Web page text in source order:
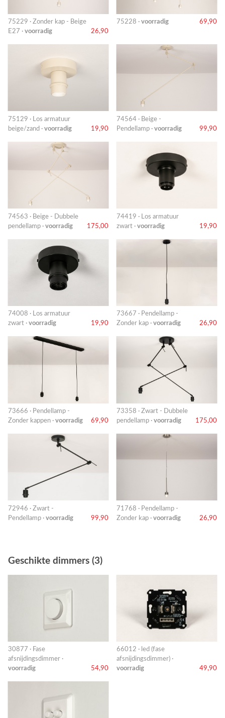
75229 · Zonder kap - Beige
E27 · voorradig 26,90
75228 · voorradig 69,90
75129 · Los armatuur
beige/zand · voorradig 19,90
74564 · Beige -
Pendellamp · voorradig 99,90
74563 · Beige - Dubbele
pendellamp · voorradig 175,00
74419 · Los armatuur
zwart · voorradig 19,90
74008 · Los armatuur
zwart · voorradig 19,90
73667 · Pendellamp -
Zonder kap · voorradig 26,90
73666 · Pendellamp -
Zonder kappen · voorradig 69,90
73358 · Zwart - Dubbele
pendellamp · voorradig 175,00
72946 · Zwart -
Pendellamp · voorradig 99,90
71768 · Pendellamp -
Zonder kap · voorradig 26,90
Geschikte dimmers (3)
30877 · Fase
afsnijdingsdimmer ·
voorradig
54,90
66012 · led (fase
afsnijdingsdimmer) ·
voorradig
49,90